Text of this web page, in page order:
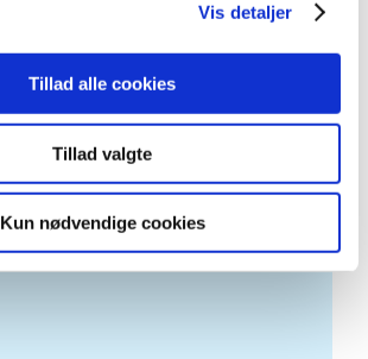
Vis detaljer
Tillad alle cookies
Tillad valgte
Kun nødvendige cookies